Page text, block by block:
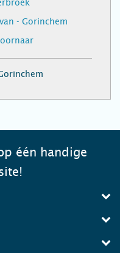
- Gorinchem
één handige